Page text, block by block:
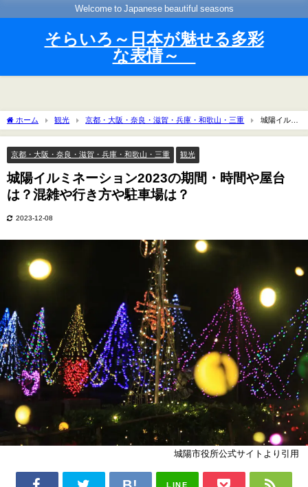
Welcome to Japanese beautiful seasons
そらいろ～日本が魅せる多彩
な表情～
ホーム 観光 京都・大阪・奈良・滋賀・兵庫・和歌山・三重
城陽イルミ
ネーション2023の期間・時間や屋台は？混雑や行き方や駐車場は？
京都・大阪・奈良・滋賀・兵庫・和歌山・三重 観光
城陽イルミネーション2023の期間・時間や屋台
は？混雑や行き方や駐車場は？
2023-12-08
城陽市役所公式サイトより引用
LINE